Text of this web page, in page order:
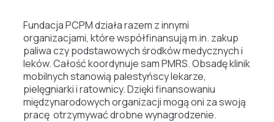
Fundacja PCPM działa razem z innymi
organizacjami, które współfinansują m.in. zakup
paliwa czy podstawowych środków medycznych i
leków. Całość koordynuje sam PMRS. Obsadę klinik
mobilnych stanowią palestyńscy lekarze,
pielęgniarki i ratownicy. Dzięki finansowaniu
międzynarodowych organizacji mogą oni za swoją
pracę otrzymywać drobne wynagrodzenie.